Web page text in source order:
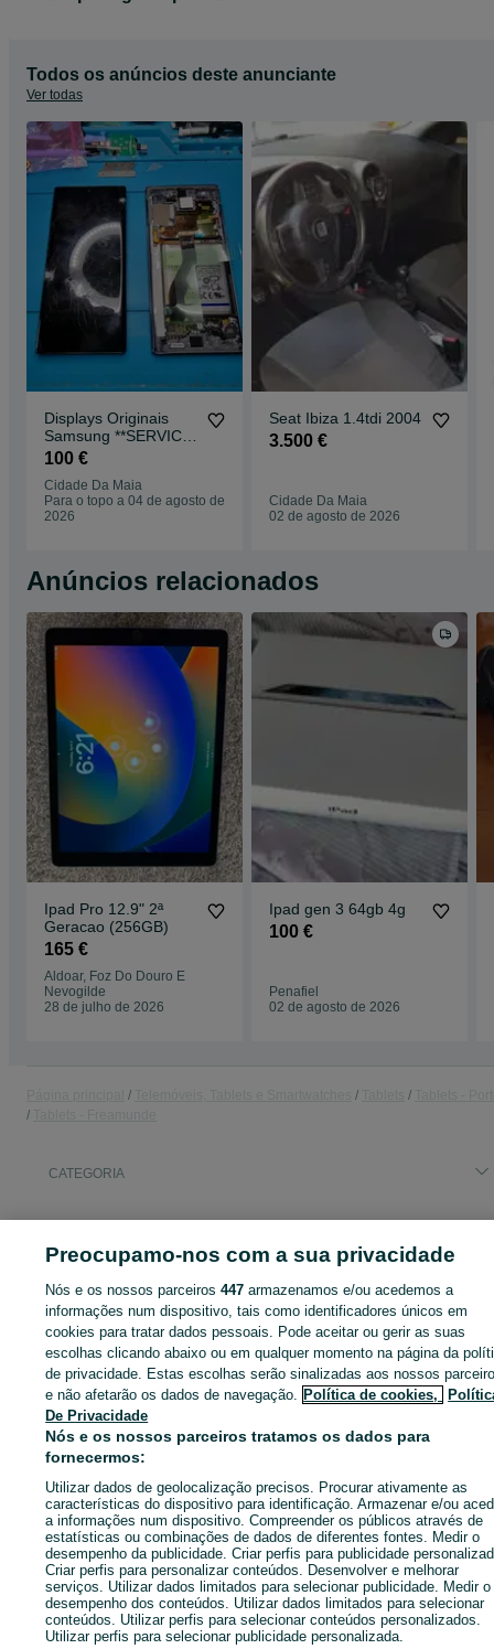
Todos os anúncios deste anunciante
Ver todas
Displays Originais
Samsung **SERVICE
PACK**
100 €
Cidade Da Maia
Para o topo a 04 de agosto de
2026
Seat Ibiza 1.4tdi 2004
3.500 €
Cidade Da Maia
02 de agosto de 2026
Anúncios relacionados
Ipad Pro 12.9" 2ª
Geracao (256GB)
165 €
Aldoar, Foz Do Douro E
Nevogilde
28 de julho de 2026
Ipad gen 3 64gb 4g
100 €
Penafiel
02 de agosto de 2026
CATEGORIA
Entra na tua conta OLX ou cria uma nova para contactares
anunciante
Entrar ou criar conta
Enviar mensagem
Preocupamo-nos com a sua privacidade
Nós e os nossos parceiros447 armazenamos e/ou acedemos a
informações num dispositivo, tais como identificadores únicos em
cookies para tratar dados pessoais. Pode aceitar ou gerir as suas
escolhas clicando abaixo ou em qualquer momento na página da
de privacidade. Estas escolhas serão sinalizadas aos nossos
e não afetarão os dados de navegação. Política de cookies,
De Privacidade
Nós e os nossos parceiros tratamos os dados para
fornecermos:
Utilizar dados de geolocalização precisos. Procurar ativamente as
características do dispositivo para identificação. Armazenar e/ou
a informações num dispositivo. Compreender os públicos através de
estatísticas ou combinações de dados de diferentes fontes. Medir o
desempenho da publicidade. Criar perfis para publicidade
Criar perfis para personalizar conteúdos. Desenvolver e melhorar
serviços. Utilizar dados limitados para selecionar publicidade. Medir o
desempenho dos conteúdos. Utilizar dados limitados para selecionar
conteúdos. Utilizar perfis para selecionar conteúdos personalizados.
Utilizar perfis para selecionar publicidade personalizada.